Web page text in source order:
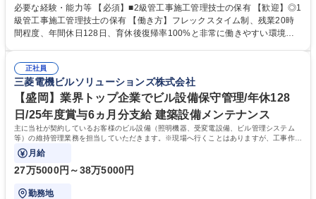
たします。 【入社後】設備知見が浅い方は、まずは新設の案件をおまかせ
して、全体の工程を習得しながらスキルアップいただける環境です。慣れ
てきたら、既設もお任せしながら担当する案件の幅を広げていただけま
確保に挑みます。 募集職種 【仙台】業界トップ企業で空冷設備施工管理/
年休128日/25年度賞与6ヵ月分支給
必要な経験・能力等 【必須】■2級管工事施工管理技士の保有 【歓迎】◎1
級管工事施工管理技士の保有 【働き方】フレックスタイム制、残業20時
間程度、年間休日128日、育休後復帰率100%と非常に働きやすい環境で
総合管理の会社です ■三菱電機のグループ会社であり、安定した経営基盤
も魅力です。長期的に安定して活躍できる環境があります 学歴・資格 学
歴：大学院 大学 高専 短大 専修学校 高校 語学力： 資格：第一種運転免許
普通自動車 2級管工事施工管理技士 1級管工事施工管理技士
正社員
三菱電機ビルソリューションズ株式会社
【盛岡】業界トップ企業でビル設備保守管理/年休128
日/25年度賞与6ヵ月分支給 建築設備メンテナンス
主に当社が契約しているお客様のビル設備（照明機器、受変電設備、ビル管理システム
等）の維持管理業務を担当していただきます。※現場へ行くことはありますが、工事作業
は別部署が行うためございません。
月給
27万5000円～38万5000円
勤務地